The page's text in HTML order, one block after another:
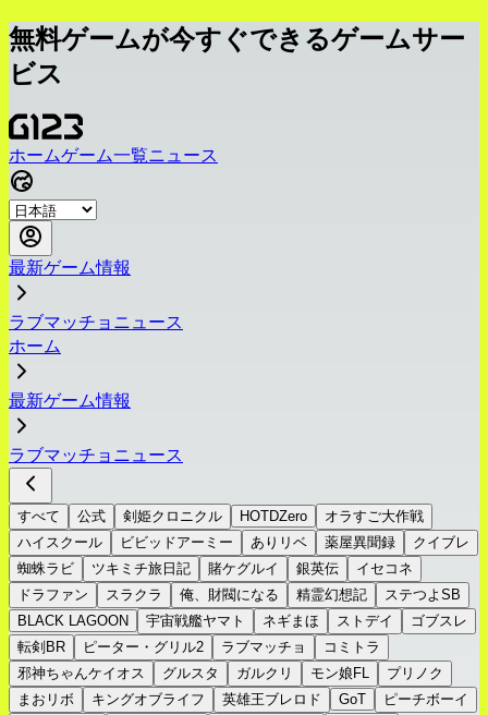
無料ゲームが今すぐできるゲームサー
ビス
ホームゲーム一覧ニュース
最新ゲーム情報
ラブマッチョニュース
ホーム
最新ゲーム情報
ラブマッチョニュース
すべて 公式 剣姫クロニクル HOTDZero
オラすご大作戦
ハイスクール
ビビッドアーミー ありリベ 薬屋異聞録
クイブレ
蜘蛛ラビ
ツキミチ旅日記 賭ケグルイ 銀英伝
イセコネ
ドラファン
スラクラ 俺、財閥になる 精霊幻想記
ステつよSB
BLACK LAGOON
宇宙戦艦ヤマト ネギまほ ストデイ
ゴブスレ
転剣BR
ピーター・グリル2 ラブマッチョ
コミトラ
邪神ちゃんケイオス
グルスタ ガルクリ モン娘FL
プリノク
まおリボ
キングオブライフ 英雄王ブレロド GoT
ピーチボーイ